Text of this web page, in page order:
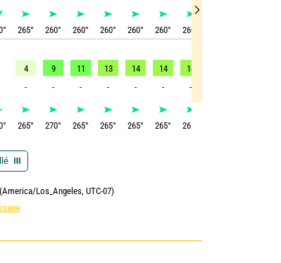
° 265° 260° 260° 260° 260° 260° 260
4 9 11 13 14 14 14
- - - - - - -
° 265° 270° 265° 265° 265° 265° 265
Los_Angeles, UTC-07)